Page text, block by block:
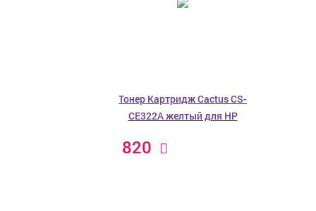
Тонер Картридж Cactus CS-
CE322A желтый для HP
820